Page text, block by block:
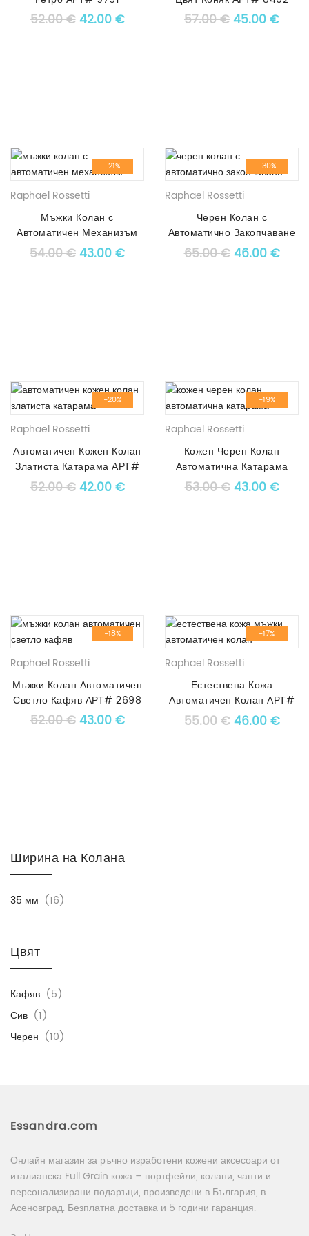
52.00€Original price was: 52.00 €.
42.00€Текущата цена е: 42.00 €.
57.00€Original
45.00€
-21%
Raphael Rossetti
Мъжки Колан с
Автоматичен Механизъм
АРТ# 7554
54.00€Original price was: 54.00 €.
43.00€Текущата цена е: 43.00 €.
-30%
Raphael Rossetti
Черен Колан с
Автоматично Закопчаване
АРТ# 6582
65.00€Original
46.00€
-20%
Raphael Rossetti
Автоматичен Кожен Колан
Златиста Катарама АРТ#
5394
52.00€Original price was: 52.00 €.
42.00€Текущата цена е: 42.00 €.
-19%
Raphael Rossetti
Кожен Черен Колан
Автоматична Катарама
АРТ# 3634
53.00€Original
43.00€
-18%
Raphael Rossetti
Мъжки Колан Автоматичен
Светло Кафяв АРТ# 2698
52.00€Original price was: 52.00 €.
43.00€Текущата цена е: 43.00 €.
-17%
Raphael Rossetti
Естествена Кожа
Автоматичен Колан АРТ#
1582
55.00€Original
46.00€
Ширина на Колана
35 мм (16)
Цвят
Кафяв (5)
Сив (1)
Черен (10)
Essandra.com
Онлайн магазин за ръчно изработени кожени аксесоари от
италианска Full Grain кожа – портфейли, колани, чанти и
персонализирани подаръци, произведени в България, в
Асеновград. Безплатна доставка и 5 години гаранция.